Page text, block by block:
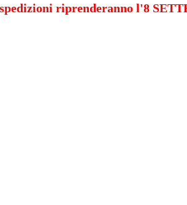
riprenderanno l'8